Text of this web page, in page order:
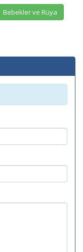
Bebekler ve Rüya